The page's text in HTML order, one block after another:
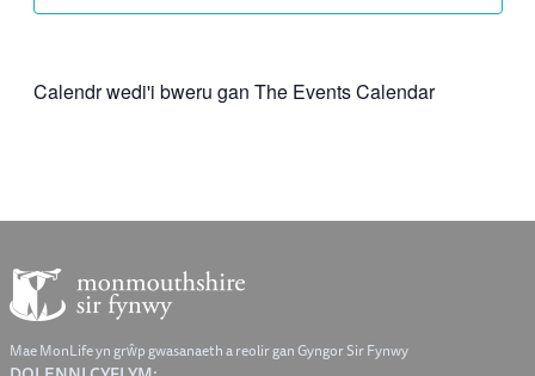
Calendr wedi'i bweru gan The Events Calendar
Mae MonLife yn grŵp gwasanaeth a reolir gan Gyngor Sir Fynwy